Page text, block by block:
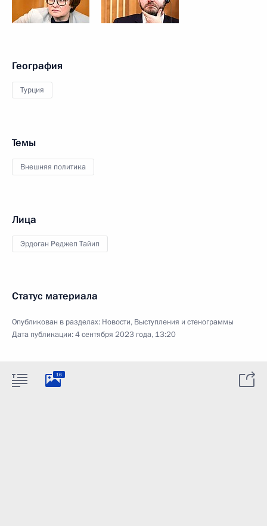
География
Турция
Темы
Внешняя политика
Лица
Эрдоган Реджеп Тайип
Статус материала
Опубликован в разделах: Новости, Выступления и стенограммы
Дата публикации:4 сентября 2023 года, 13:20
16